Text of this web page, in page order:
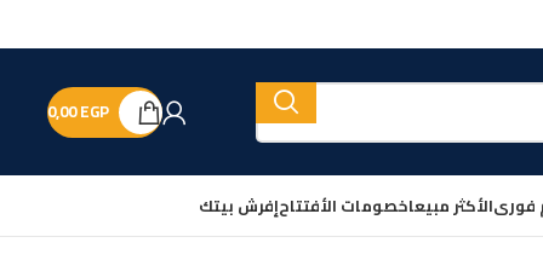
0,00EGP
فورىالأكثر مبيعاخصومات الأفتتاحإفرش بيتك